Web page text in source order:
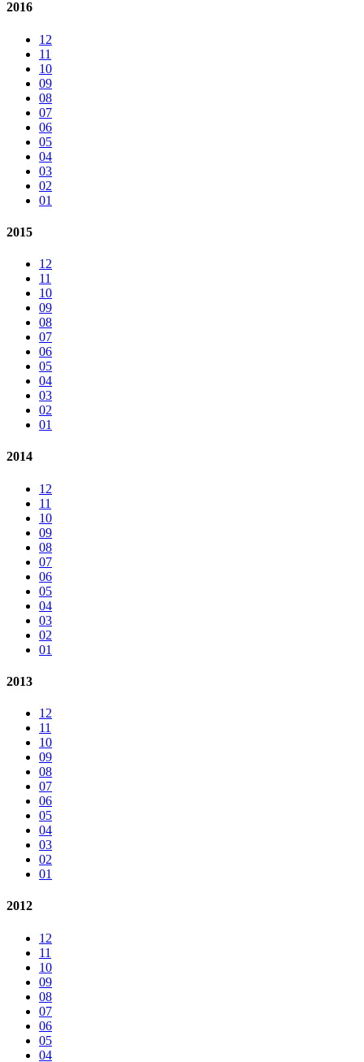
2016
12
11
10
09
08
07
06
05
04
03
02
01
2015
12
11
10
09
08
07
06
05
04
03
02
01
2014
12
11
10
09
08
07
06
05
04
03
02
01
2013
12
11
10
09
08
07
06
05
04
03
02
01
2012
12
11
10
09
08
07
06
05
04